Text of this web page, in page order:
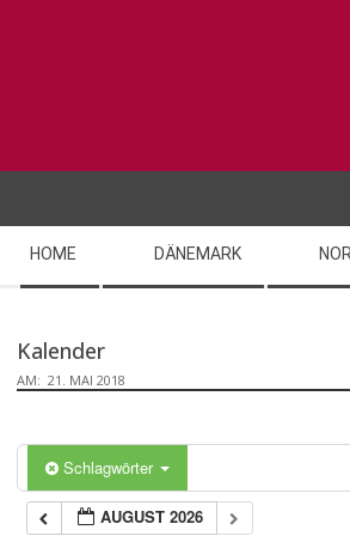
Navigation
Menu
HOME DÄNEMARK
Kalender
AM: 21. MAI 2018
Schlagwörter
AUGUST 2026